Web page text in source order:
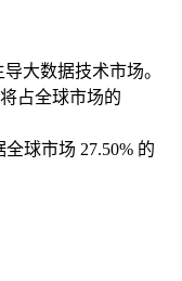
大数据技术市场。
占全球市场的
球市场 27.50% 的